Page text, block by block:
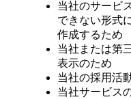
当社のサービ
できない形式
作成するため
当社または第
表示のため
当社の採用活
当社サービス